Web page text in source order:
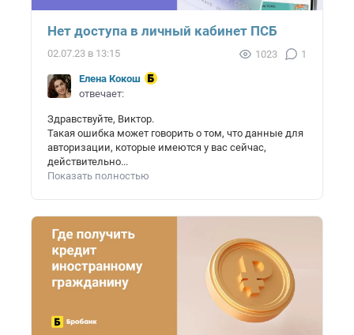
Нет доступа в личный кабинет ПСБ
02.07.23 в 13:15 1023 1
Елена Кокош
отвечает:
Здравствуйте, Виктор.
Такая ошибка может говорить о том, что данные для
авторизации, которые имеются у вас сейчас,
действительно...
Показать полностью